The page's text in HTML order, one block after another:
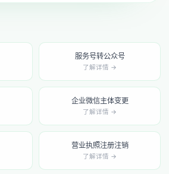
服务号转公众号
了解详情 →
企业微信主体变更
了解详情 →
营业执照注册注销
了解详情 →